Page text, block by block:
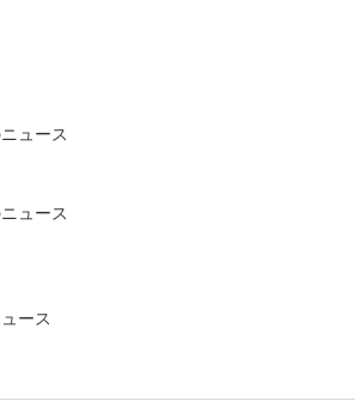
ュース
ュース
ース